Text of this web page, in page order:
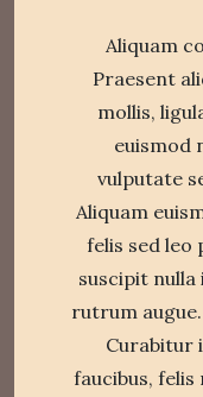
Aliquam
Praesent
mollis,
euismod
vulputate
Aliquam
felis sed leo
suscipit nulla
rutrum
Curabitur
faucibus,